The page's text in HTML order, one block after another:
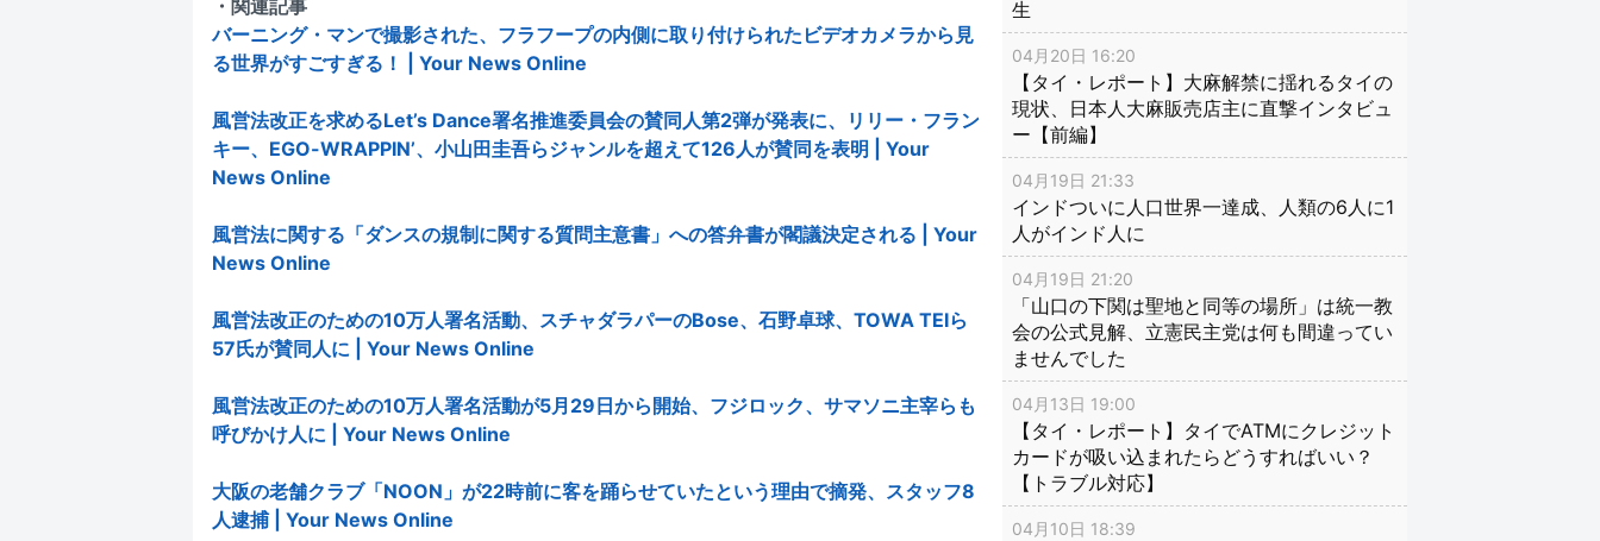
・関連記事
バーニング・マンで撮影された、フラフープの内側に取り付けられたビデオカメラから見
る世界がすごすぎる！ | Your News Online
風営法改正を求めるLet’s Dance署名推進委員会の賛同人第2弾が発表に、リリー・フラン
キー、EGO-WRAPPIN’、小山田圭吾らジャンルを超えて126人が賛同を表明 | Your
News Online
風営法に関する「ダンスの規制に関する質問主意書」への答弁書が閣議決定される | Your
News Online
風営法改正のための10万人署名活動、スチャダラパーのBose、石野卓球、TOWA TEIら
57氏が賛同人に | Your News Online
風営法改正のための10万人署名活動が5月29日から開始、フジロック、サマソニ主宰らも
呼びかけ人に | Your News Online
大阪の老舗クラブ「NOON」が22時前に客を踊らせていたという理由で摘発、スタッフ8
人逮捕 | Your News Online
生
04月20日 16:20
【タイ・レポート】大麻解禁に揺れるタイの
現状、日本人大麻販売店主に直撃インタビュ
ー【前編】
04月19日 21:33
インドついに人口世界一達成、人類の6人に1
人がインド人に
04月19日 21:20
「山口の下関は聖地と同等の場所」は統一教
会の公式見解、立憲民主党は何も間違ってい
ませんでした
04月13日 19:00
【タイ・レポート】タイでATMにクレジット
カードが吸い込まれたらどうすればいい？
【トラブル対応】
04月10日 18:39